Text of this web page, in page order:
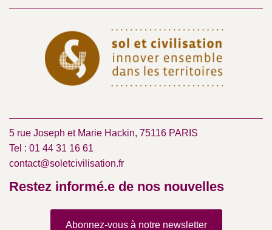
5 rue Joseph et Marie Hackin, 75116 PARIS
Tel : 01 44 31 16 61
contact@soletcivilisation.fr
Restez informé.e de nos nouvelles
Abonnez-vous à notre newsletter